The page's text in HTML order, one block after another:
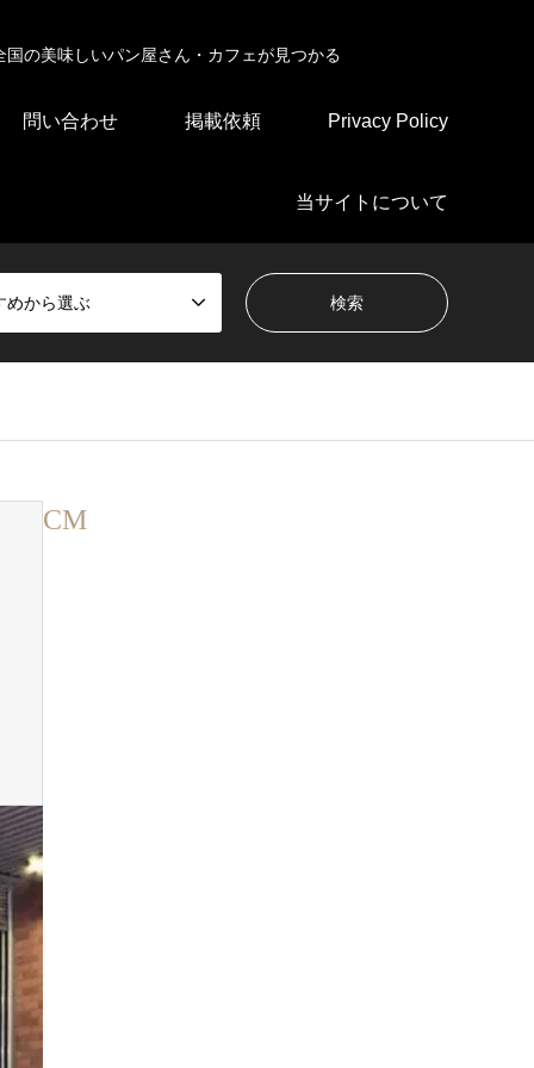
の美味しいパン屋さん・カフェが見つかる
問い合わせ 掲載依頼 Privacy Policy
当サイトについて
めから選ぶ
CM